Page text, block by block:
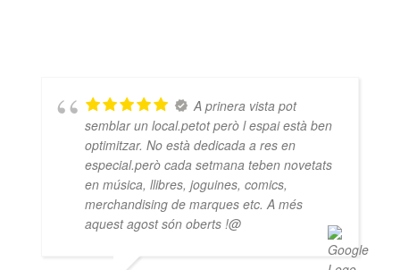
A prinera vista pot
semblar un local.petot però l espai està ben
optimitzar. No està dedicada a res en
especial.però cada setmana teben novetats
en música, llibres, joguines, comics,
merchandising de marques etc. A més
aquest agost són oberts !@